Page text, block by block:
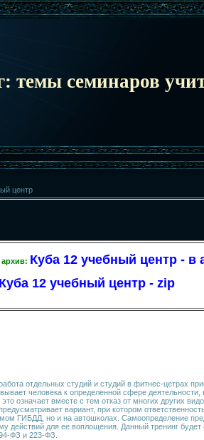
темы семинаров
центр
Куба 12 учебный центр - в
Куба 12 учебный центр - zip
отдельных студий и студий в фитнес-цетрах
человека к определенной сфере деятельности,
означает вместе с тем отказ от многих других
вариант, при котором
ГИБДД, но и на автошколах. Самоопределение
действий для ее воплощения. Данный тренинг
ФЗ и 223-ФЗ.